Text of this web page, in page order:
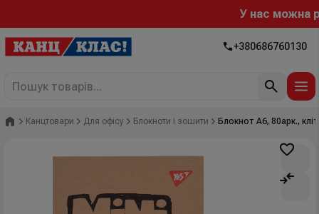
У нас можна
+380686760130
Головна
Канцтовари Для офісу Блокноти і зошити Блокнот А6, 80арк.,